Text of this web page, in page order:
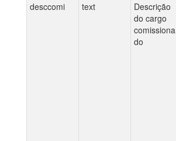
desccomi text
Descrição
do cargo
comissiona
do